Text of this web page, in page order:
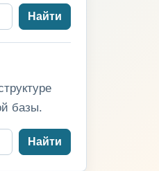
Найти
базы.
Найти